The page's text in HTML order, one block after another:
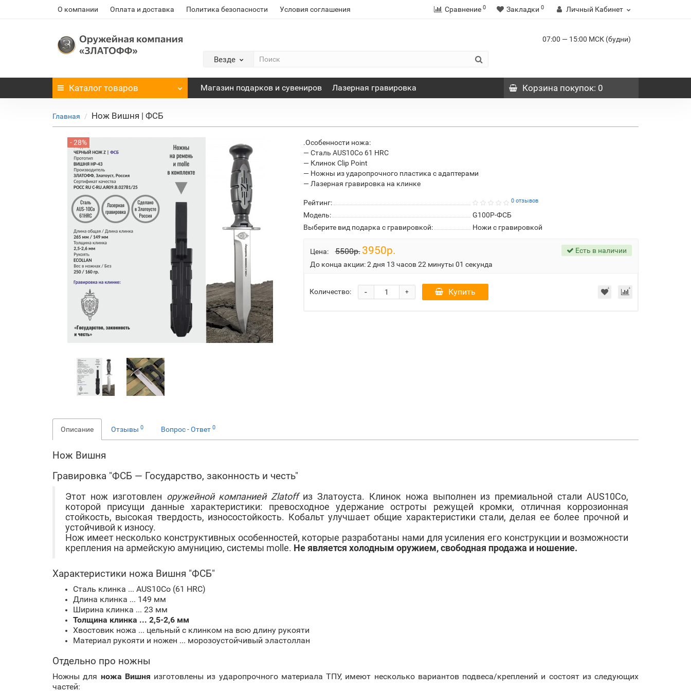
О компании Оплата и доставка Политика безопасности Условия соглашения Сравнение 0 Закладки 0 Личный Кабинет
Везде
07:00 — 15:00 МСК (будни)
Каталог товаров Магазин подарков и сувениров Лазерная гравировка Корзинапокупок: 0
Главная Нож Вишня | ФСБ
- 28%
.Особенности ножа:
— Сталь AUS10Co 61 HRC
— Клинок Clip Point
— Ножны из ударопрочного пластика с адаптерами
— Лазерная гравировка на клинке
Рейтинг: 0 отзывов
Модель:
G100P-ФСБ
Выберите вид подарка с гравировкой:
Ножи с гравировкой
Цена: 5500р. 3950р.
До конца акции:2 дня 13 часов 21 минута 59 секунд
Есть в наличии
Количество: +
- Купить
Описание Отзывы 0 Вопрос - Ответ 0
Нож Вишня
Гравировка "ФСБ — Государство, законность и честь"
Этот нож изготовлен оружейной компанией Zlatoffиз Златоуста. Клинок ножа выполнен из премиальной стали AUS10Co,
которой присущи данные характеристики: превосходное удержание остроты режущей кромки, отличная коррозионная
стойкость, высокая твердость, износостойкость. Кобальт улучшает общие характеристики стали, делая ее более прочной и
устойчивой к износу.
Нож имеет несколько конструктивных особенностей, которые разработаны нами для усиления его конструкции и возможности
крепления на армейскую амуницию, системы molle. Не является холодным оружием, свободная продажа и ношение.
Характеристики ножа Вишня "ФСБ"
Сталь клинка ... AUS10Co (61 HRC)
Длина клинка ... 149 мм
Ширина клинка ... 23 мм
Толщина клинка ... 2,5-2,6 мм
Хвостовик ножа ... цельный с клинком на всю длину рукояти
Материал рукояти и ножен ... морозоустойчивый эластоллан
Отдельно про ножны
Ножны для ножа Вишня изготовлены из ударопрочного материала ТПУ, имеют несколько вариантов подвеса/креплений и состоят из следующих
частей: